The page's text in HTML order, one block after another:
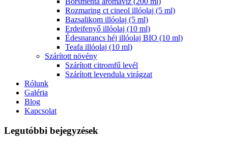
Rozmaring ct cineol illóolaj (5 ml)
Bazsalikom illóolaj (5 ml)
Erdeifenyő illóolaj (10 ml)
Édesnarancs héj illóolaj BIO (10 ml)
Teafa illóolaj (10 ml)
Szárított növény
Szárított citromfű levél
Szárított levendula virágzat
Rólunk
Galéria
Blog
Kapcsolat
Legutóbbi bejegyzések